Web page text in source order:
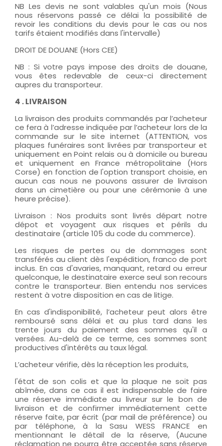
NB Les devis ne sont valables qu'un mois (Nous
nous réservons passé ce délai la possibilité de
revoir les conditions du devis pour le cas ou nos
tarifs étaient modifiés dans l'intervalle)
DROIT DE DOUANE (Hors CEE)
NB : Si votre pays impose des droits de douane,
vous êtes redevable de ceux-ci directement
aupres du transporteur.
4 . LIVRAISON
La livraison des produits commandés par l’acheteur
ce fera à l’adresse indiquée par l’acheteur lors de la
commande sur le site internet (ATTENTION, vos
plaques funéraires sont livrées par transporteur et
uniquement en Point relais ou à domicile ou bureau
et uniquement en France métropolitaine (Hors
Corse) en fonction de l'option transport choisie, en
aucun cas nous ne pouvons assurer de livraison
dans un cimetière ou pour une cérémonie à une
heure précise).
Livraison : Nos produits sont livrés départ notre
dépot et voyagent aux risques et périls du
destinataire (article 105 du code du commerce).
Les risques de pertes ou de dommages sont
transférés au client dès l'expédition, franco de port
inclus. En cas d'avaries, manquant, retard ou erreur
quelconque, le destinataire exerce seul son recours
contre le transporteur. Bien entendu nos services
restent à votre disposition en cas de litige.
En cas d'indisponibilité, l’acheteur peut alors être
remboursé sans délai et au plus tard dans les
trente jours du paiement des sommes qu'il a
versées. Au-delà de ce terme, ces sommes sont
productives d'intérêts au taux légal.
L’acheteur vérifie, dès la réception les produits,
l'état de son colis et que la plaque ne soit pas
abîmée, dans ce cas il est indispensable de faire
une réserve immédiate au livreur sur le bon de
livraison et de confirmer immédiatement cette
réserve faite, par écrit (par mail de préférence) ou
par téléphone, à la Sasu WESS FRANCE en
mentionnant le détail de la réserve, (Aucune
réclamation ne pourra être acceptée sans réserve